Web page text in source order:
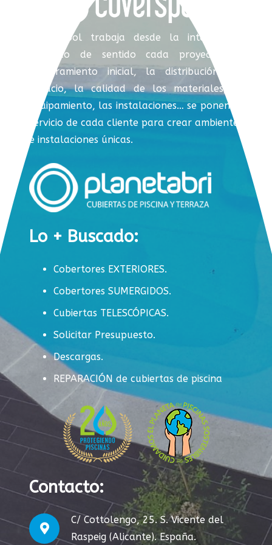
Coverspool trabaja desde la integración,
dotando de sentido cada proyecto. El
asesoramiento inicial, la distribución del
espacio, la calidad de los materiales, el
equipamiento, las instalaciones… se ponen al
servicio de cada cliente para crear ambientes
e instalaciones únicas.
Lo + Buscado:
Cobertores EXTERIORES.
Cobertores SUMERGIDOS.
Cubiertas TELESCÓPICAS.
Solicitar Presupuesto.
Descargas.
REPARACIÓN de cubiertas de piscina
Contacto:
C/ Cottolengo, 25. S. Vicente del
Raspeig (Alicante). España.